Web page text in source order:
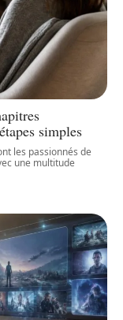
simples
les passionnés de
une multitude